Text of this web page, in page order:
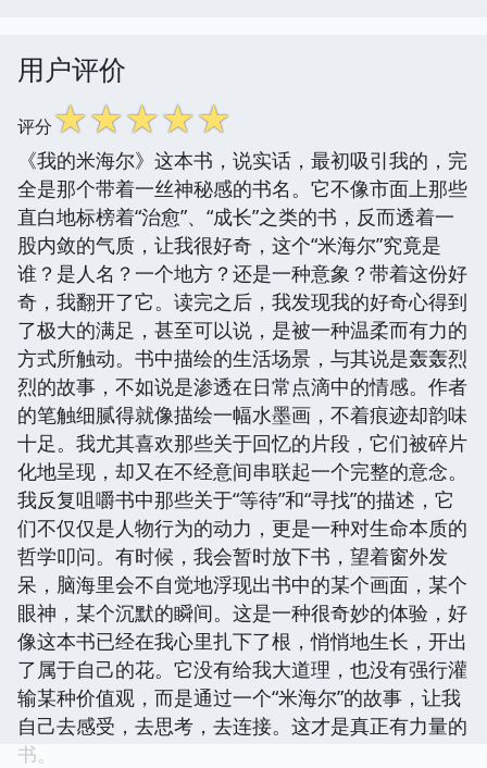
用户评价
评分☆☆☆☆☆
《我的米海尔》这本书，说实话，最初吸引我的，完
全是那个带着一丝神秘感的书名。它不像市面上那些
直白地标榜着“治愈”、“成长”之类的书，反而透着一
股内敛的气质，让我很好奇，这个“米海尔”究竟是
谁？是人名？一个地方？还是一种意象？带着这份好
奇，我翻开了它。读完之后，我发现我的好奇心得到
了极大的满足，甚至可以说，是被一种温柔而有力的
方式所触动。书中描绘的生活场景，与其说是轰轰烈
烈的故事，不如说是渗透在日常点滴中的情感。作者
的笔触细腻得就像描绘一幅水墨画，不着痕迹却韵味
十足。我尤其喜欢那些关于回忆的片段，它们被碎片
化地呈现，却又在不经意间串联起一个完整的意念。
我反复咀嚼书中那些关于“等待”和“寻找”的描述，它
们不仅仅是人物行为的动力，更是一种对生命本质的
哲学叩问。有时候，我会暂时放下书，望着窗外发
呆，脑海里会不自觉地浮现出书中的某个画面，某个
眼神，某个沉默的瞬间。这是一种很奇妙的体验，好
像这本书已经在我心里扎下了根，悄悄地生长，开出
了属于自己的花。它没有给我大道理，也没有强行灌
输某种价值观，而是通过一个“米海尔”的故事，让我
自己去感受，去思考，去连接。这才是真正有力量的
书。